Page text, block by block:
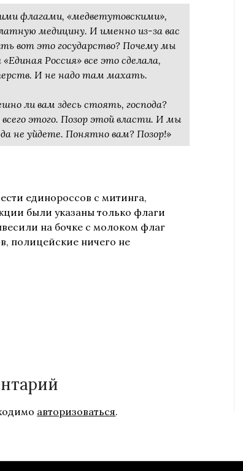
флагами, «медветутовскими»,
медицину. И именно из-за вас
вот это государство? Почему мы
Россия» все это сделала,
И не надо там махать.
ли вам здесь стоять, господа?
этого. Позор этой власти. И мы
не уйдете. Понятно вам? Позор!»
единороссов с митинга,
были указаны только флаги
на бочке с молоком флаг
полицейские ничего не
авторизоваться.